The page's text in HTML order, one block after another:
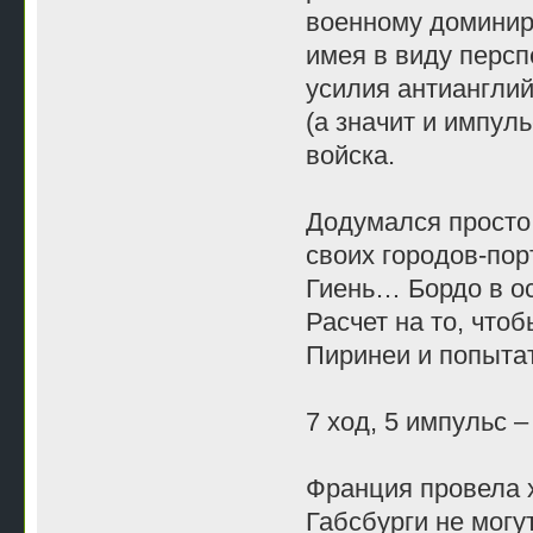
военному
имея в виду
усилия
(а значит и
войска.
Додумался
своих городов-
Гиень… Бордо в
Расчет на то,
Пиринеи и
7 ход, 5 импульс
Франция провела
Габсбурги не